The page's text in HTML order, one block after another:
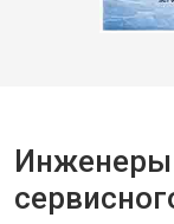
Инженеры